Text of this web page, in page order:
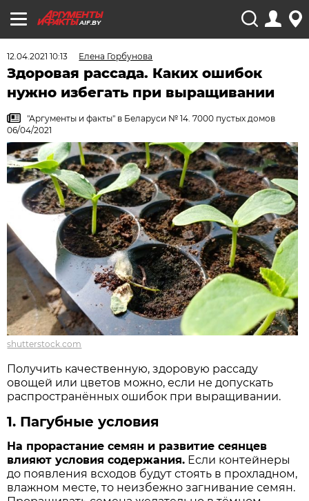
AIF.BY
12.04.2021 10:13 Елена Горбунова
Здоровая рассада. Каких ошибок
нужно избегать при выращивании
"Аргументы и факты" в Беларуси № 14. 7000 пустых домов
06/04/2021
shutterstock.com
Получить качественную, здоровую рассаду
овощей или цветов можно, если не допускать
распространённых ошибок при выращивании.
1. Пагубные условия
На прорастание семян и развитие сеянцев
влияют условия содержания. Если контейнеры
до появления всходов будут стоять в прохладном,
влажном месте, то неизбежно загнивание семян.